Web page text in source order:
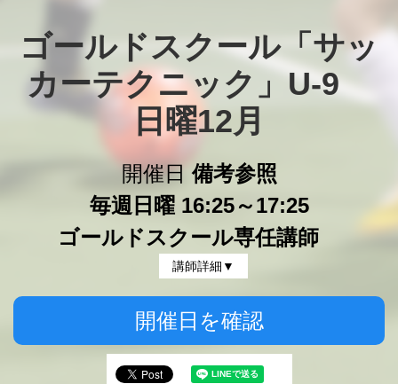
ゴールドスクール「サッ
カーテクニック」U-9
日曜12月
開催日備考参照
毎週日曜 16:25～17:25
ゴールドスクール専任講師
講師詳細▼
開催日を確認